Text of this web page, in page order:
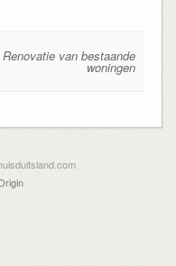
Renovatie van bestaande
woningen